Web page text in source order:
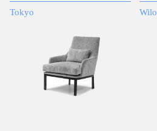
Tokyo Wilo